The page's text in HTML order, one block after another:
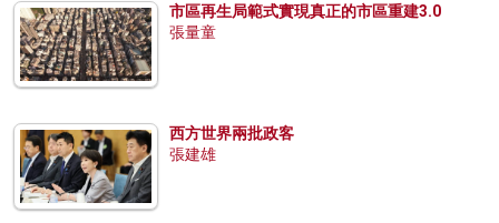
市區再生局範式實現真正的市區重建3.0
張量童
西方世界兩批政客
張建雄